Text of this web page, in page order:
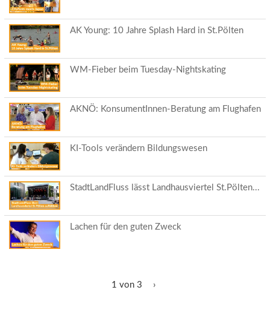
AK Young: 10 Jahre Splash Hard in St.Pölten
WM-Fieber beim Tuesday-Nightskating
AKNÖ: KonsumentInnen-Beratung am Flughafen
KI-Tools verändern Bildungswesen
StadtLandFluss lässt Landhausviertel St.Pölten...
Lachen für den guten Zweck
1 von 3 ›